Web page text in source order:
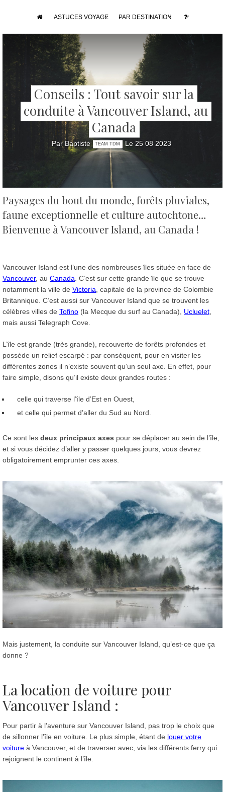
ASTUCES VOYAGE PAR DESTINATION
Conseils : Tout savoir sur la
conduite à Vancouver Island, au
Canada
Par Baptiste TEAM TDM Le 25 08 2023
Paysages du bout du monde, forêts pluviales,
faune exceptionnelle et culture autochtone…
Bienvenue à Vancouver Island, au Canada !
Vancouver Island est l’une des nombreuses îles située en face de
Vancouver, au Canada. C’est sur cette grande île que se trouve
notamment la ville de Victoria, capitale de la province de Colombie
Britannique. C’est aussi sur Vancouver Island que se trouvent les
célèbres villes de Tofino (la Mecque du surf au Canada), Ucluelet,
mais aussi Telegraph Cove.
L’île est grande (très grande), recouverte de forêts profondes et
possède un relief escarpé : par conséquent, pour en visiter les
différentes zones il n’existe souvent qu’un seul axe. En effet, pour
faire simple, disons qu’il existe deux grandes routes :
celle qui traverse l’île d’Est en Ouest,
et celle qui permet d’aller du Sud au Nord.
Ce sont les deux principaux axes pour se déplacer au sein de l’île,
et si vous décidez d’aller y passer quelques jours, vous devrez
obligatoirement emprunter ces axes.
Mais justement, la conduite sur Vancouver Island, qu’est-ce que ça
donne ?
La location de voiture pour
Vancouver Island :
Pour partir à l’aventure sur Vancouver Island, pas trop le choix que
de sillonner l’île en voiture. Le plus simple, étant de louer votre
voiture à Vancouver, et de traverser avec, via les différents ferry qui
rejoignent le continent à l’île.